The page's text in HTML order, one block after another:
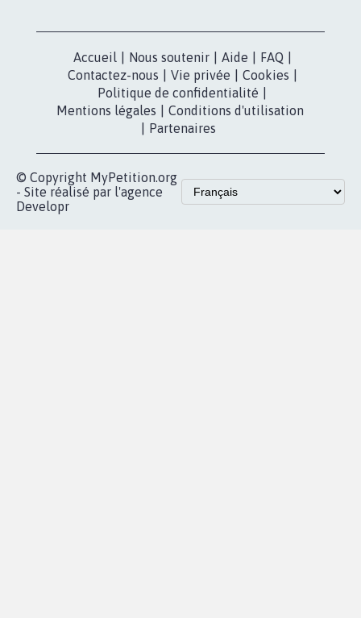
Accueil Nous soutenir Aide FAQ
Contactez-nous
Vie privée Cookies
Politique de confidentialité
Mentions légales
Conditions d'utilisation
Partenaires
© Copyright MyPetition.org
- Site réalisé par l'agence
Developr